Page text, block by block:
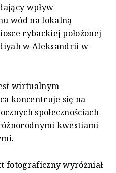
wpływ
wód na lokalną
rybackiej położonej
w Aleksandrii w
wirtualnym
koncentruje się na
społecznościach
kwestiami
fotograficzny wyróżniał